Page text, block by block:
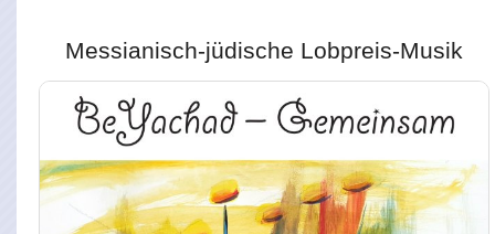
Messianisch-jüdische Lobpreis-Musik